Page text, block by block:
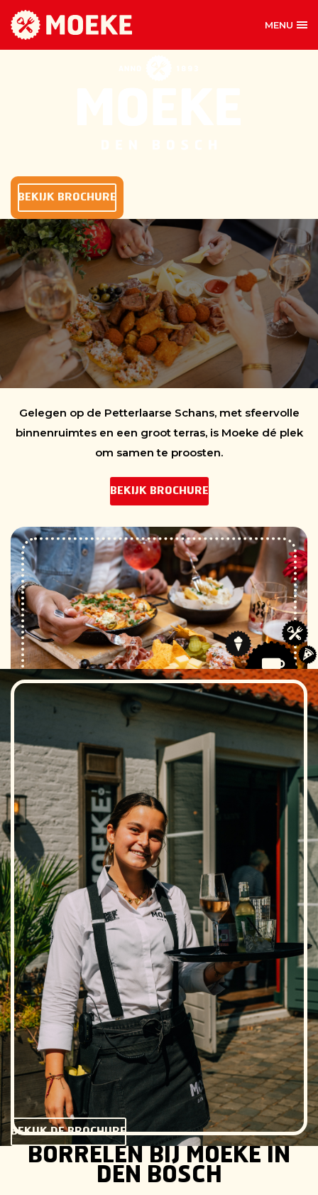
MENU
BEKIJK BROCHURE
GEZELLIG BORRELEN BIJ
MOEKE DEN BOSCH
Bij Moeke draait borrelen om gezelligheid. Samen
genieten van goede hapjes en een drankje in een
ontspannen sfeer. Of je nu iets te vieren hebt of
gewoon samen wilt komen met vrienden, familie of
collega’s — bij Moeke Den Bosch ben je aan het juiste
adres.
Gelegen op de Petterlaarse Schans, met sfeervolle
binnenruimtes en een groot terras, is Moeke dé plek
om samen te proosten.
BEKIJK BROCHURE
MOEKE’S BORREL
ARRANGEMENT
Met Moeke’s Borrel Arrangement kies je voor een
compleet verzorgde borrel van 2 uur, inclusief een
selectie warme en koude hapjes en een Hollands
drankenarrangement.
Je geniet van een combinatie van klassiekers en
smaakvolle borrelhapjes, geserveerd in een
informele en gezellige sfeer. Het
drankenarrangement bestaat uit koffie, thee, fris, wijn,
tapbier, Vedett bieren en binnenlands gedistilleerd.
Wil je de borrel persoonlijker maken? Bij Moeke is het
ook mogelijk om zelf een selectie hapjes samen te
stellen. Zo creëer je eenvoudig een borrel die perfect
aansluit bij jouw gezelschap.
Geschikt vanaf 15 personen.
BEKIJK DE BROCHURE
BORRELEN BIJ MOEKE IN
DEN BOSCH